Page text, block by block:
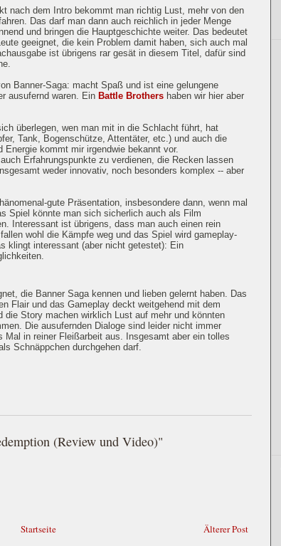
nach dem Intro bekommt man richtig Lust, mehr von den
Das darf man dann auch reichlich in jeder Menge
und bringen die Hauptgeschichte weiter. Das bedeutet
geeignet, die kein Problem damit haben, sich auch mal
ist übrigens rar gesät in diesem Titel, dafür sind
Banner-Saga: macht Spaß und ist eine gelungene
ausufernd waren. Ein Battle Brothers haben wir hier aber
überlegen, wen man mit in die Schlacht führt, hat
Tank, Bogenschütze, Attentäter, etc.) und auch die
kommt mir irgendwie bekannt vor.
Erfahrungspunkte zu verdienen, die Recken lassen
weder innovativ, noch besonders komplex -- aber
gute Präsentation, insbesondere dann, wenn mal
Spiel könnte man sich sicherlich auch als Film
Interessant ist übrigens, dass man auch einen rein
wohl die Kämpfe weg und das Spiel wird gameplay-
klingt interessant (aber nicht getestet): Ein
die Banner Saga kennen und lieben gelernt haben. Das
Flair und das Gameplay deckt weitgehend mit dem
die Story machen wirklich Lust auf mehr und könnten
Die ausufernden Dialoge sind leider nicht immer
Mal in reiner Fleißarbeit aus. Insgesamt aber ein tolles
Schnäppchen durchgehen darf.
(Review und Video)"
Älterer Post
Startseite